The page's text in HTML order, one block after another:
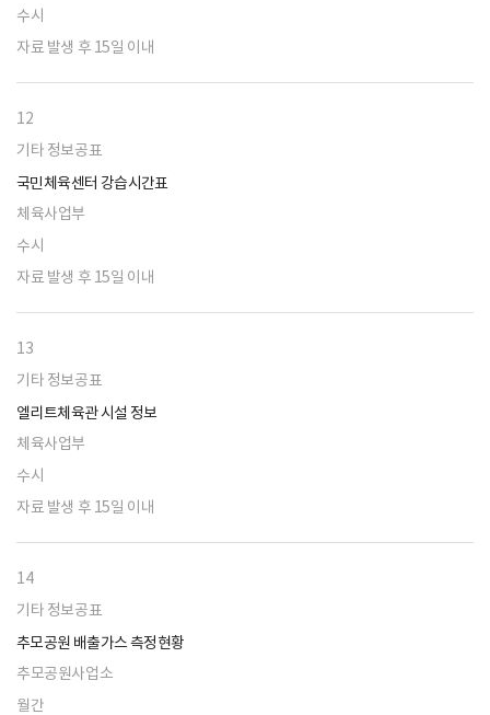
수시
자료 발생 후 15일 이내
12
기타 정보공표
국민체육센터 강습시간표
체육사업부
수시
자료 발생 후 15일 이내
13
기타 정보공표
엘리트체육관 시설 정보
체육사업부
수시
자료 발생 후 15일 이내
14
기타 정보공표
추모공원 배출가스 측정현황
추모공원사업소
월간